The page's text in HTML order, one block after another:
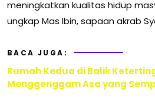
meningkatkan kualitas hidup
ungkap Mas Ibin, sapaan akrab
BACA JUGA:
Rumah Kedua di Balik
Menggenggam Asa yang